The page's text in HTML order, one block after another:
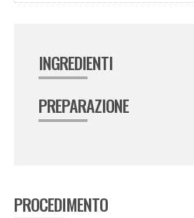
INGREDIENTI
PREPARAZIONE
PROCEDIMENTO